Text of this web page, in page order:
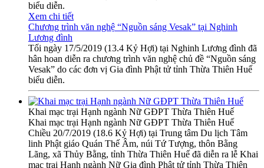
biểu diễn.
Xem chi tiết
Chương trình văn nghệ “Nguồn sáng Vesak” tại Nghinh
Lương đình
Tối ngày 17/5/2019 (13.4 Kỷ Hợi) tại Nghinh Lương đình đã
hân hoan diễn ra chương trình văn nghệ chủ đề “Nguồn sáng
Vesak” do các đơn vị Gia đình Phật tử tỉnh Thừa Thiên Huế
biểu diễn.
Khai mạc trại Hạnh ngành Nữ GĐPT Thừa Thiên Huế
Khai mạc trại Hạnh ngành Nữ GĐPT Thừa Thiên Huế
Chiều 20/7/2019 (18.6 Kỷ Hợi) tại Trung tâm Du lịch Tâm
linh Phật giáo Quán Thế Âm, núi Tứ Tượng, thôn Bằng
Lãng, xã Thủy Bằng, tỉnh Thừa Thiên Huế đã diễn ra lễ Khai
mạc trại Hạnh ngành Nữ Gia đình Phật tử tỉnh Thừa Thiên